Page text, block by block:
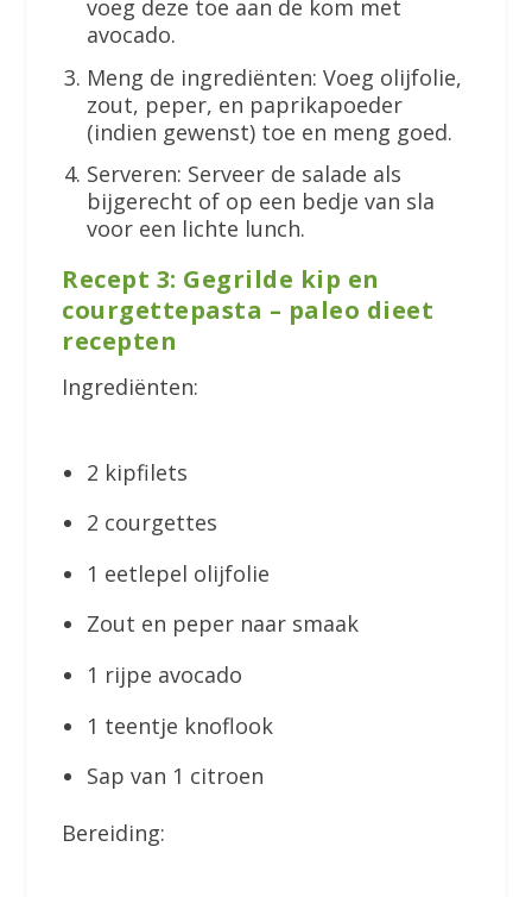
voeg deze toe aan de kom met
avocado.
Meng de ingrediënten: Voeg olijfolie,
zout, peper, en paprikapoeder
(indien gewenst) toe en meng goed.
Serveren: Serveer de salade als
bijgerecht of op een bedje van sla
voor een lichte lunch.
Recept 3: Gegrilde kip en
courgettepasta – paleo dieet
recepten
Ingrediënten:
2 kipfilets
2 courgettes
1 eetlepel olijfolie
Zout en peper naar smaak
1 rijpe avocado
1 teentje knoflook
Sap van 1 citroen
Bereiding: